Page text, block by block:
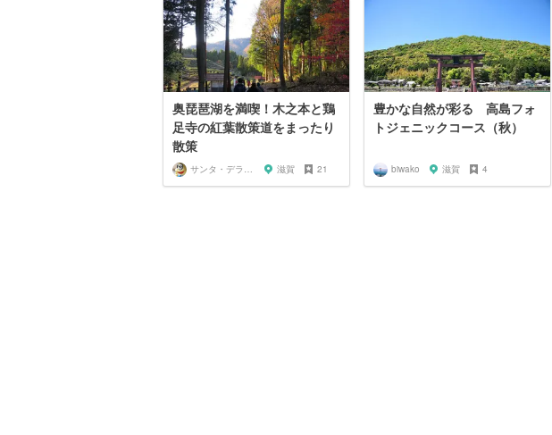
奥琵琶湖を満喫！木之本と鶏
足寺の紅葉散策道をまったり
散策
サンタ・デラックス 滋賀 21
豊かな自然が彩る 高島フォ
トジェニックコース（秋）
biwako 滋賀 4